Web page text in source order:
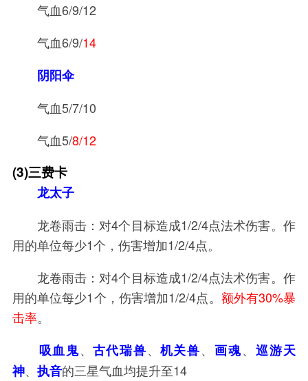
气血6/9/12
气血6/9/14
阴阳伞
气血5/7/10
气血5/8/12
(3)三费卡
龙太子
龙卷雨击：对4个目标造成1/2/4点法术伤害。作
用的单位每少1个，伤害增加1/2/4点。
龙卷雨击：对4个目标造成1/2/4点法术伤害。作
用的单位每少1个，伤害增加1/2/4点。 额外有30%暴
击率。
吸血鬼、 古代瑞兽、 机关兽、 画魂、 巡游天
神、 执音的三星气血均提升至14